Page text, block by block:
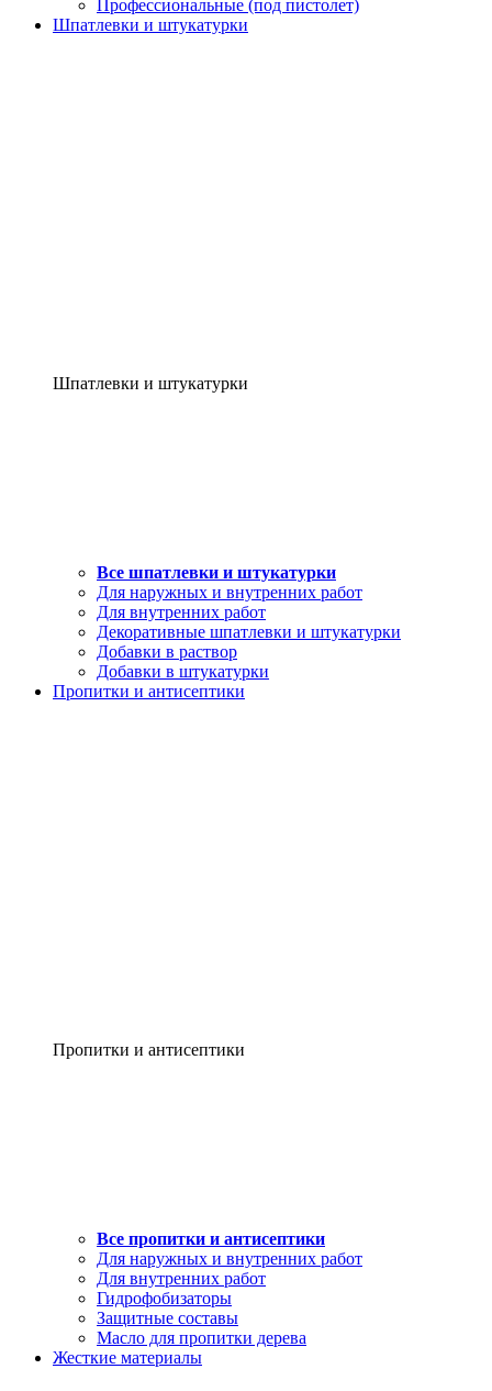
Профессиональные (под пистолет)
Шпатлевки и штукатурки
Шпатлевки и штукатурки
Все шпатлевки и штукатурки
Для наружных и внутренних работ
Для внутренних работ
Декоративные шпатлевки и штукатурки
Добавки в раствор
Добавки в штукатурки
Пропитки и антисептики
Пропитки и антисептики
Все пропитки и антисептики
Для наружных и внутренних работ
Для внутренних работ
Гидрофобизаторы
Защитные составы
Масло для пропитки дерева
Жесткие материалы